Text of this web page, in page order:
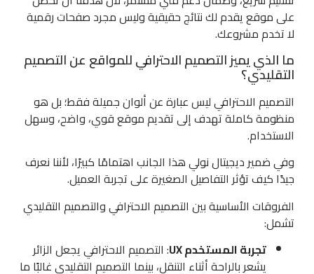
على موقع يقدم لك نتائج حقيقية وليس مجرد صفحات رقمية
لا تخدم مشروعك.
ما الذي يميز التصميم الاحترافي للمواقع عن التصميم
التقليدي؟
التصميم الاحترافي ليس عبارة عن ألوان جميلة فقط؛ بل هو
منظومة كاملة تهدف إلى تقديم موقع قوي، واضح، وسهل
الاستخدام.
وفي ضمير ديجيتال نولي هذا الجانب اهتمامًا كبيرًا، لأننا نعرف
جيدًا كيف تؤثر التفاصيل الصغيرة على تجربة العميل.
الفروقات الأساسية بين التصميم الاحترافي والتصميم التقليدي
تشمل:
تجربة المستخدم UX
: التصميم الاحترافي يجعل الزائر
يشعر بالراحة أثناء التنقل، بينما التصميم التقليدي غالبًا ما